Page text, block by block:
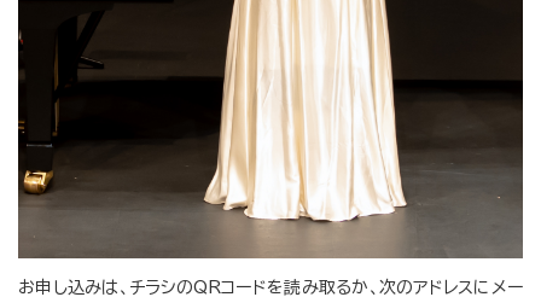
お申し込みは、チラシのQRコードを読み取るか、次のアドレスにメー